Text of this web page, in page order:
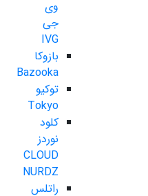
وی
جی
IVG
بازوکا
Bazooka
توکیو
Tokyo
کلود
نوردز
CLOUD
NURDZ
راتلس